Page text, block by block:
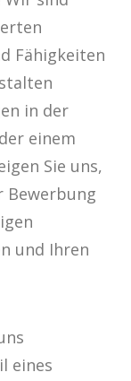
Fähigkeiten
in der
einem
Sie uns,
Bewerbung
und Ihren
eines